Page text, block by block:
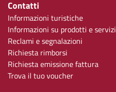
Contatti
Informazioni turistiche
Informazioni su prodotti e servizi
Reclami e segnalazioni
Richiesta rimborsi
Richiesta emissione fattura
Trova il tuo voucher